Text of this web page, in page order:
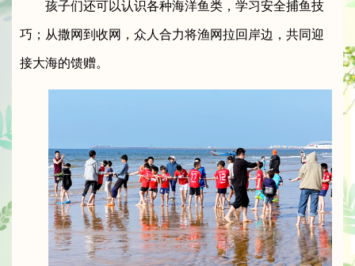
孩子们还可以认识各种海洋鱼类，学习安全捕鱼技
巧；从撒网到收网，众人合力将渔网拉回岸边，共同迎
接大海的馈赠。